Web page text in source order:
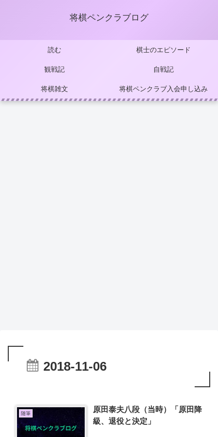
将棋ペンクラブログ
読む 棋士のエピソード
観戦記 自戦記
将棋雑文 将棋ペンクラブ入会申し込み
2018-11-06
随筆
原田泰夫八段（当時）「原田降
級、退役と決定」